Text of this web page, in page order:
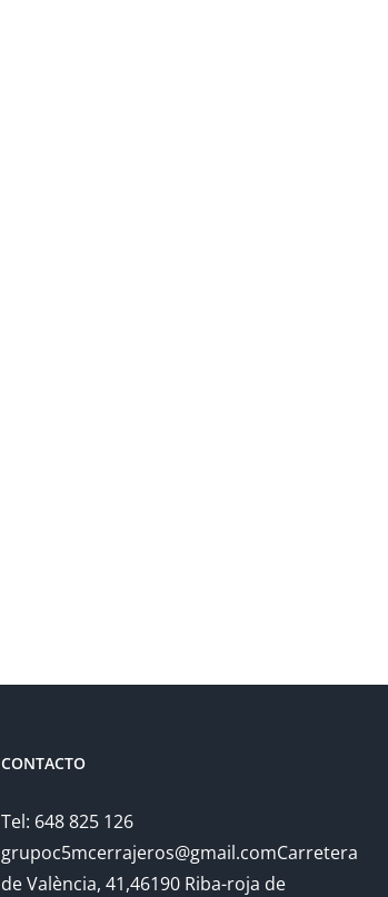
CONTACTO
Tel: 648 825 126
grupoc5mcerrajeros@gmail.comCarretera
de València, 41,46190 Riba-roja de